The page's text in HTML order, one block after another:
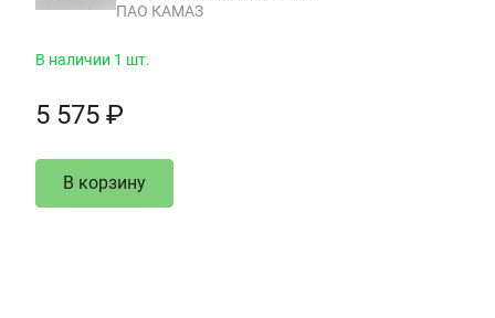
ПАО КАМАЗ
В наличии 1 шт.
5 575 ₽
В корзину